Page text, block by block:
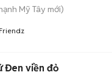
Mỹ Tây mới)
Đen viền đỏ